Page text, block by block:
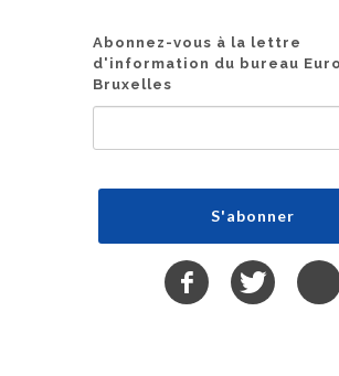
Abonnez-vous à la lettre
d'information du bureau
Bruxelles